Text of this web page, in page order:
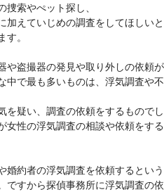
索やぺット探し、
加えていじめの調査をしてほしいと
す。
や盗撮器の発見や取り外しの依頼が
中で最も多いものは、浮気調査や不
を疑い、調査の依頼をするものでし
女性の浮気調査の相談や依頼をする
婚約者の浮気調査を依頼するという
ですから探偵事務所に浮気調査の依